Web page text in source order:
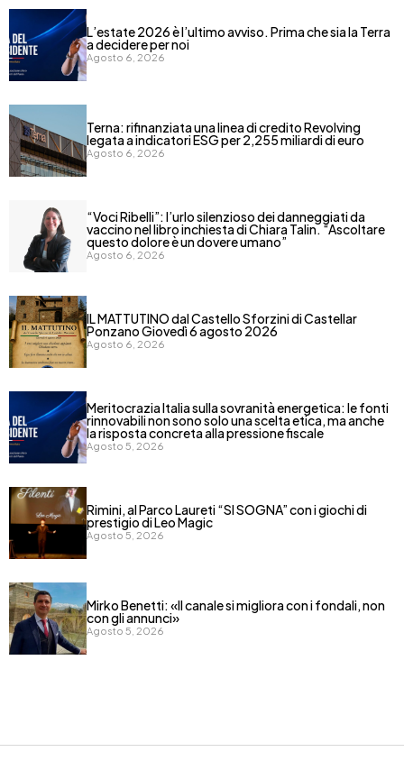
L’estate 2026 è l’ultimo avviso. Prima che sia la Terra
a decidere per noi
Agosto 6, 2026
Terna: rifinanziata una linea di credito Revolving
legata a indicatori ESG per 2,255 miliardi di euro
Agosto 6, 2026
“Voci Ribelli”: l’urlo silenzioso dei danneggiati da
vaccino nel libro inchiesta di Chiara Talin. “Ascoltare
questo dolore è un dovere umano”
Agosto 6, 2026
IL MATTUTINO dal Castello Sforzini di Castellar
Ponzano Giovedì 6 agosto 2026
Agosto 6, 2026
Meritocrazia Italia sulla sovranità energetica: le fonti
rinnovabili non sono solo una scelta etica, ma anche
la risposta concreta alla pressione fiscale
Agosto 5, 2026
Rimini, al Parco Laureti “SI SOGNA” con i giochi di
prestigio di Leo Magic
Agosto 5, 2026
Mirko Benetti: «Il canale si migliora con i fondali, non
con gli annunci»
Agosto 5, 2026